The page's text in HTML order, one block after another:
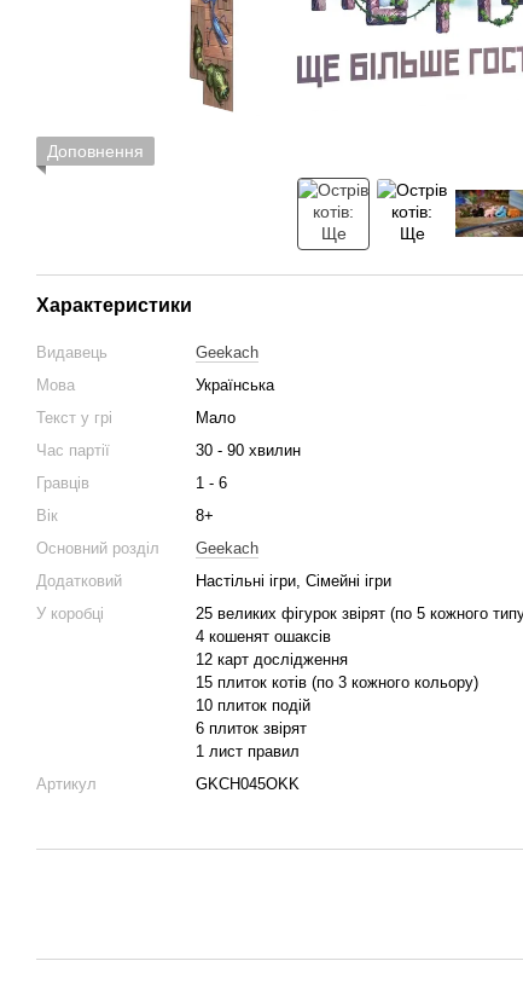
Доповнення
Характеристики
Видавець
Geekach
Мова
Українська
Текст у грі
Мало
Час партії
30 - 90 хвилин
Гравців
1 - 6
Вік
8+
Основний розділ
Geekach
Додатковий
Настільні ігри, Сімейні ігри
У коробці
25 великих фігурок звірят (по 5 кожного
4 кошенят ошаксів
12 карт дослідження
15 плиток котів (по 3 кожного кольору)
10 плиток подій
6 плиток звірят
1 лист правил
Артикул
GKCH045OKK